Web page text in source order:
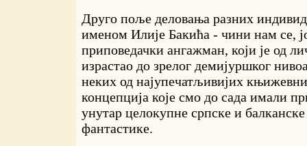
Друго поље деловања разних
именом Илије Бакића - чини нам се,
приповедачки ангажман, који је од
израстао до зрелог демијуршког
неких од најупечатљивијих
концепција које смо до сада имали
унутар целокупне српске и
фантастике.